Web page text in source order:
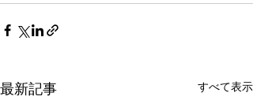
最新記事 すべて表示